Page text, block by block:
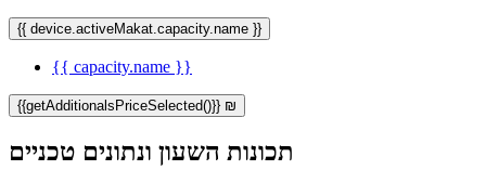
{{ device.activeMakat.capacity.name }}
{{ capacity.name }}
{{getAdditionalsPriceSelected()}} ₪
תכונות השעון ונתונים טכניים